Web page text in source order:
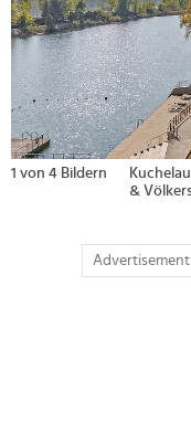
2 von 4 Bildern
Advertisement